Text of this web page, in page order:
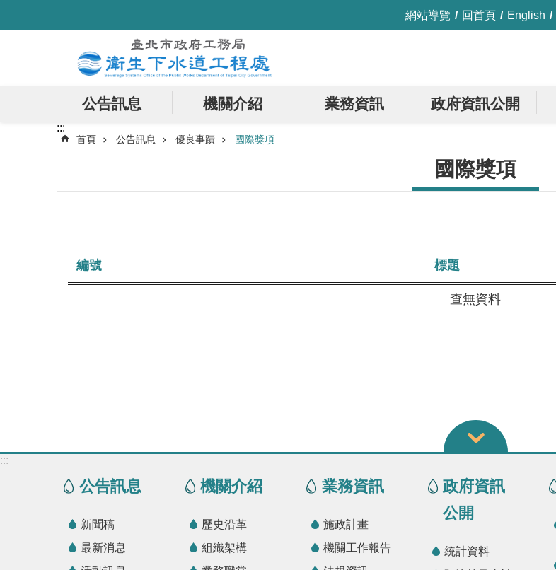
網站導覽 回首頁 English
公告訊息 機關介紹 業務資訊 政府資訊公開
:::
首頁 公告訊息 優良事蹟 國際獎項
國際獎項
編號 標題
查無資料
:::
公告訊息
新聞稿
最新消息
機關介紹
歷史沿革
組織架構
業務資訊
施政計畫
機關工作報告
政府資訊
公開
統計資料